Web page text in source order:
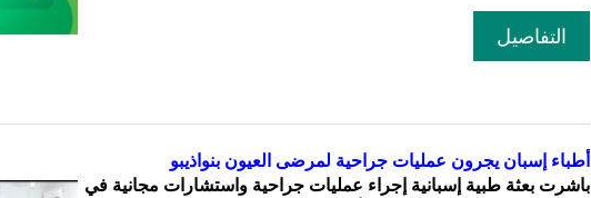
التفاصيل
أطباء إسبان يجرون عمليات جراحية لمرضى العيون بنواذيبو
باشرت بعثة طبية إسبانية إجراء عمليات جراحية واستشارات مجانية في